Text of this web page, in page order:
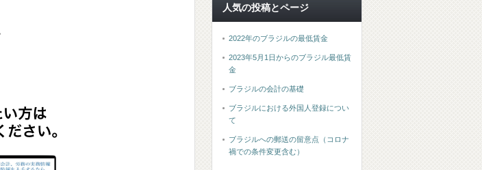
人気の投稿とページ
2022年のブラジルの最低賃金
2023年5月1日からのブラジル最低賃
金
ブラジルの会計の基礎
ブラジルにおける外国人登録につい
て
ブラジルへの郵送の留意点（コロナ
禍での条件変更含む）